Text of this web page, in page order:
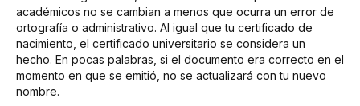
académicos no se cambian a menos que ocurra un error de
ortografía o administrativo. Al igual que tu certificado de
nacimiento, el certificado universitario se considera un
hecho. En pocas palabras, si el documento era correcto en el
momento en que se emitió, no se actualizará con tu nuevo
nombre.